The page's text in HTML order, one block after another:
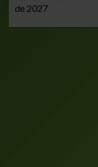
de 2027